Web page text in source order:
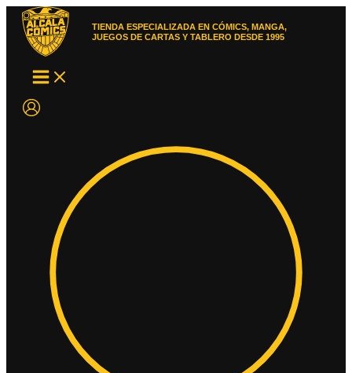
contenido
TIENDA ESPECIALIZADA EN CÓMICS, MANGA,
JUEGOS DE CARTAS Y TABLERO DESDE 1995